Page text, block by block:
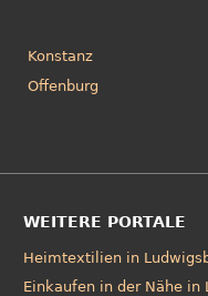
Konstanz
Offenburg
WEITERE PORTALE
Heimtextilien in
Einkaufen in der Nähe in